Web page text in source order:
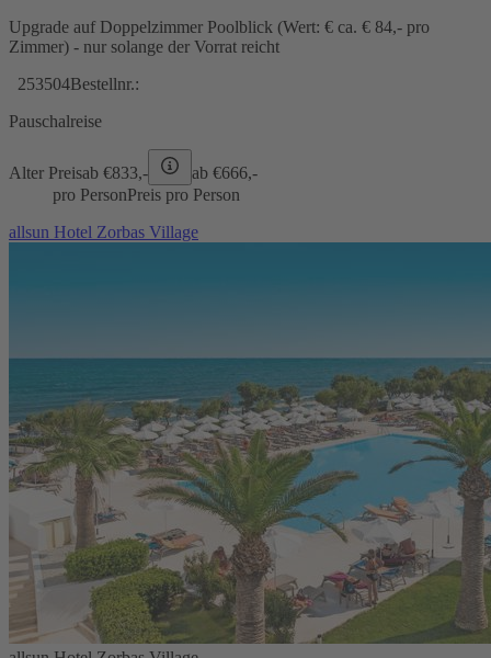
Upgrade auf Doppelzimmer Poolblick (Wert: € ca. € 84,- pro
Zimmer) - nur solange der Vorrat reicht
253504Bestellnr.:
Pauschalreise
Alter Preisab €833,- ab €666,-
pro PersonPreis pro Person
allsun Hotel Zorbas Village